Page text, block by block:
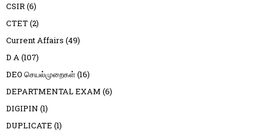
CSIR(6)
CTET(2)
Current Affairs (49)
D A(107)
DEO செயல்முறைகள்(16)
DEPARTMENTAL EXAM (6)
DIGIPIN (1)
DUPLICATE (1)